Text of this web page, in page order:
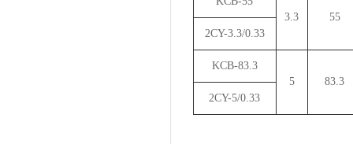
3.3
55
2CY-3.3/0.33
KCB-83.3
5
83.3
2CY-5/0.33